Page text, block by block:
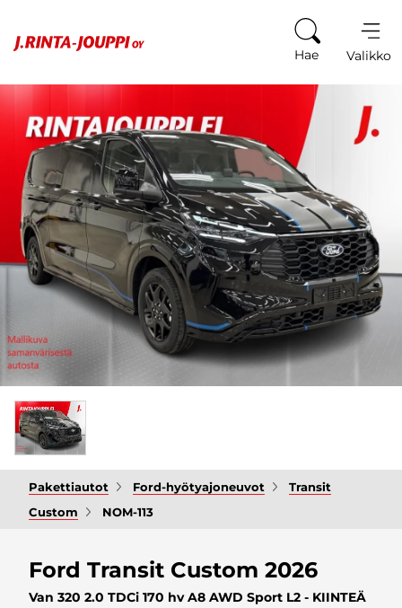
Hae Valikko
Pakettiautot Ford-hyötyajoneuvot
Transit
Custom
NOM-113
Ford Transit Custom 2026
Van 320 2.0 TDCi 170 hv A8 AWD Sport L2 - KIINTEÄ